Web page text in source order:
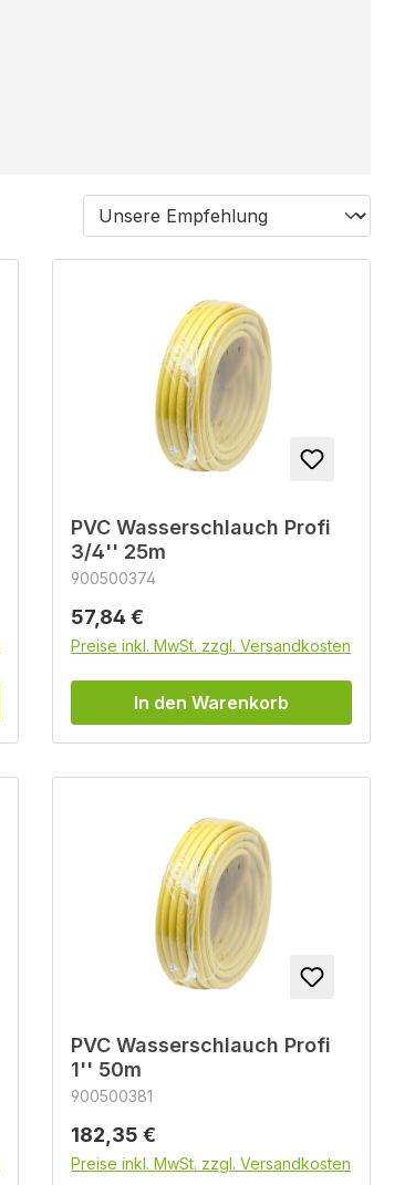
PVC Wasserschlauch Profi
3/4'' 25m
900500374
Regulärer Preis:
57,84 €
Preise inkl. MwSt. zzgl. Versandkosten
In den Warenkorb
PVC Wasserschlauch Profi
1'' 50m
900500381
Regulärer Preis:
182,35 €
Preise inkl. MwSt. zzgl. Versandkosten